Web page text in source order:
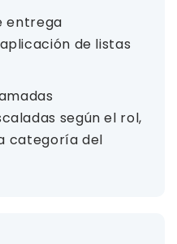
entrega
de listas
según el rol,
categoría del